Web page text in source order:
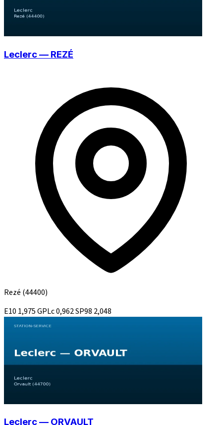
Leclerc — REZÉ
Rezé (44400)
E10 1,975GPLc0,962SP98 2,048
Leclerc — ORVAULT